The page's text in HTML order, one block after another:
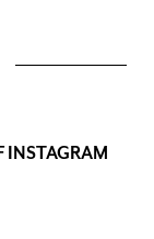
INSTAGRAM